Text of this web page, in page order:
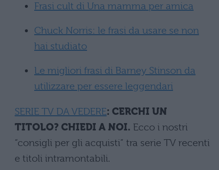
Frasi cult di Una mamma per amica
Chuck Norris: le frasi da usare se non
hai studiato
Le migliori frasi di Barney Stinson da
utilizzare per essere leggendari
SERIE TV DA VEDERE: CERCHI UN
TITOLO? CHIEDI A NOI. Ecco i nostri
“consigli per gli acquisti” tra serie TV recenti
e titoli intramontabili.